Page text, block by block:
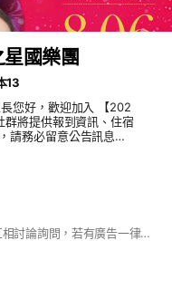
國樂團
13
您好，歡迎加入 【202
請務必留意公告訊息。
歡迎大家加入，此群僅供大家互相討論詢問，若有廣告一律踢出群